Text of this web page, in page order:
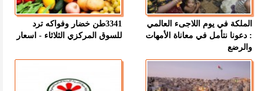
الملكة في يوم اللاجىء العالمي
: دعونا نتأمل في معاناة الأمهات
والرضع
3341طن خضار وفواكه ترد
للسوق المركزي الثلاثاء - اسعار